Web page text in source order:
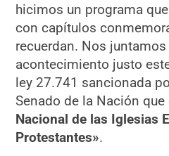
hicimos un programa
con capítulos
recuerdan. Nos
acontecimiento justo
ley 27.741 sancionada
Senado de la Nación
Nacional de las Iglesias
Protestantes».